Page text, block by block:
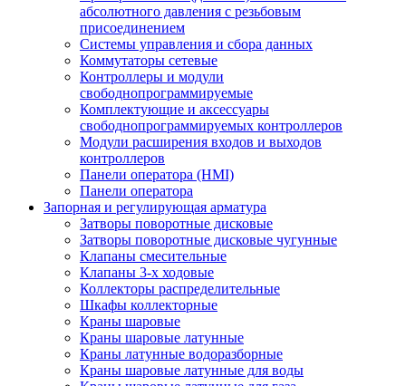
абсолютного давления с резьбовым
присоединением
Системы управления и сбора данных
Коммутаторы сетевые
Контроллеры и модули
свободнопрограммируемые
Комплектующие и аксессуары
свободнопрограммируемых контроллеров
Модули расширения входов и выходов
контроллеров
Панели оператора (HMI)
Панели оператора
Запорная и регулирующая арматура
Затворы поворотные дисковые
Затворы поворотные дисковые чугунные
Клапаны смесительные
Клапаны 3-х ходовые
Коллекторы распределительные
Шкафы коллекторные
Краны шаровые
Краны шаровые латунные
Краны латунные водоразборные
Краны шаровые латунные для воды